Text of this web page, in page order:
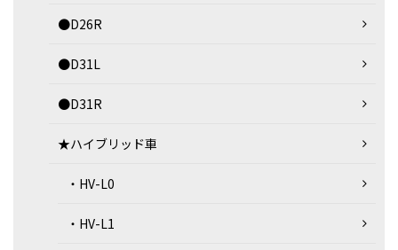
●D26R
●D31L
●D31R
★ハイブリッド車
・HV-L0
・HV-L1